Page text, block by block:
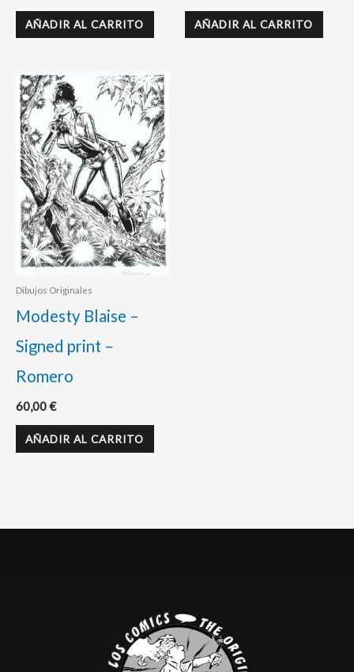
AÑADIR AL CARRITO AÑADIR AL CARRITO
Dibujos Originales
Modesty Blaise –
Signed print –
Romero
60,00€
AÑADIR AL CARRITO